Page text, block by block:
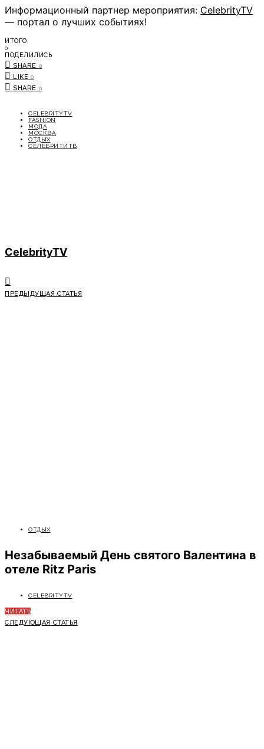
Информационный партнер мероприятия: CelebrityTV
— портал о лучших событиях!
ИТОГО
0
ПОДЕЛИЛИСЬ
SHARE 0
LIKE 0
SHARE 0
CELEBRITYTV
FASHION
МОДА
МОСКВА
ОТДЫХ
СЕЛЕБРИТИТВ
CelebrityTV
ПРЕДЫДУЩАЯ СТАТЬЯ
ОТДЫХ
Незабываемый День святого Валентина в
отеле Ritz Paris
CELEBRITYTV
ЧИТАТЬ
СЛЕДУЮЩАЯ СТАТЬЯ